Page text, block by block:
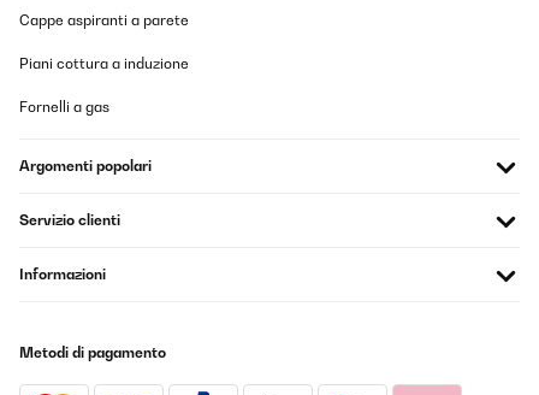
Cappe aspiranti a parete
Piani cottura a induzione
Fornelli a gas
Argomenti popolari
Servizio clienti
Informazioni
Metodi di pagamento